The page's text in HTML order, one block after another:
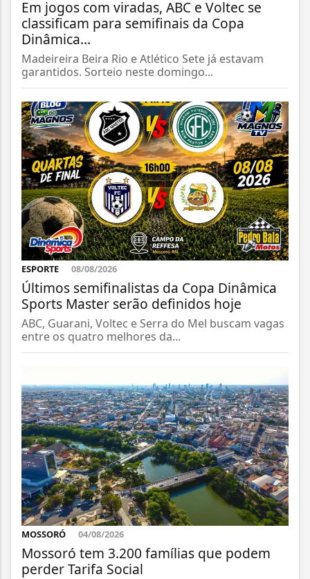
Em jogos com viradas, ABC e Voltec se
classificam para semifinais da Copa
Dinâmica...
Madeireira Beira Rio e Atlético Sete já estavam
garantidos. Sorteio neste domingo...
ESPORTE 08/08/2026
Últimos semifinalistas da Copa Dinâmica
Sports Master serão definidos hoje
ABC, Guarani, Voltec e Serra do Mel buscam vagas
entre os quatro melhores da...
MOSSORÓ 04/08/2026
Mossoró tem 3.200 famílias que podem
perder Tarifa Social